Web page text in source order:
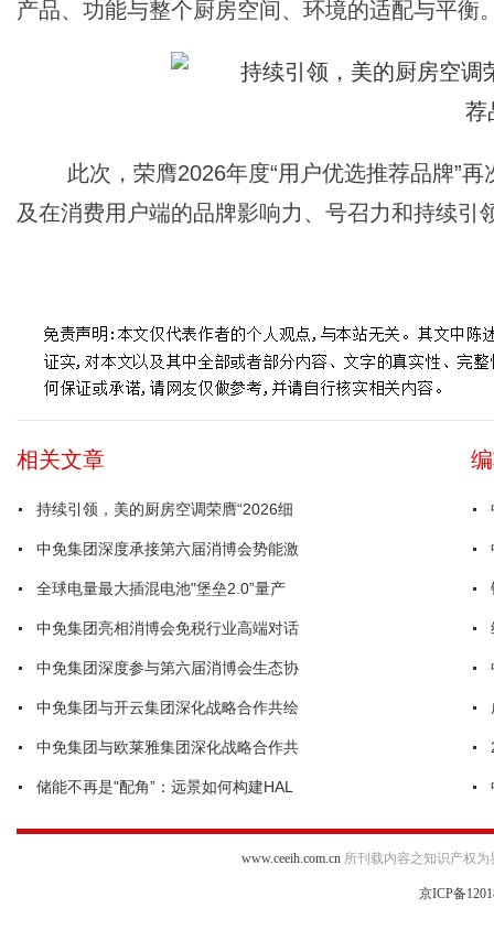
产品、功能与整个厨房空间、环境的适配与平衡
此次，荣膺2026年度“用户优选推荐品牌”
及在消费用户端的品牌影响力、号召力和持续引
相关文章
持续引领，美的厨房空调荣膺“2026细
中免集团深度承接第六届消博会势能激
全球电量最大插混电池"堡垒2.0”量产
中免集团亮相消博会免税行业高端对话
中免集团深度参与第六届消博会生态协
中免集团与开云集团深化战略合作共绘
中免集团与欧莱雅集团深化战略合作共
储能不再是"配角”：远景如何构建HAL
www.ceeih.com.cn 所刊载内容之知识产权
京ICP备